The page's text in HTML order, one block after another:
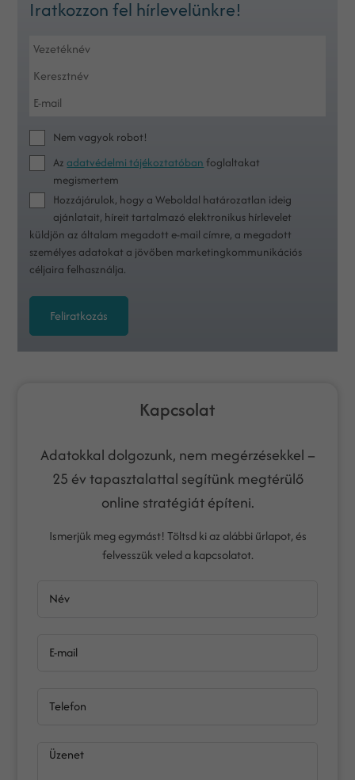
Iratkozzon fel hírlevelünkre!
Nem vagyok robot!
Azadatvédelmi tájékoztatóban foglaltakat
megismertem
Hozzájárulok, hogy a Weboldal határozatlan ideig
ajánlatait, híreit tartalmazó elektronikus hírlevelet
küldjön az általam megadott e-mail címre, a megadott
személyes adatokat a jövőben marketingkommunikációs
céljaira felhasználja.
Feliratkozás
Kapcsolat
Adatokkal dolgozunk, nem megérzésekkel –
25 év tapasztalattal segítünk megtérülő
online stratégiát építeni.
Ismerjük meg egymást! Töltsd ki az alábbi űrlapot, és
felvesszük veled a kapcsolatot.
Név
E-mail
Telefon
Üzenet